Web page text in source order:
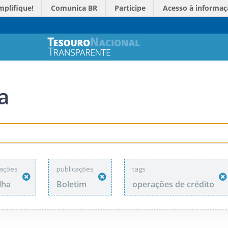
Comunica BR Participe
Acesso à
publicações
Boletim
tags
operações de crédito